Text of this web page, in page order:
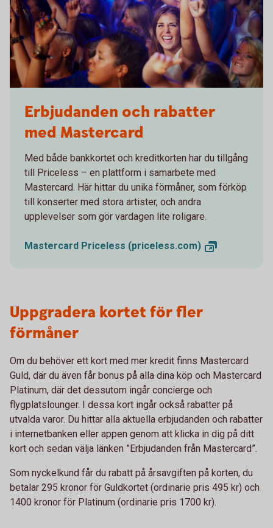
Erbjudanden och rabatter
med Mastercard
Med både bankkortet och kreditkorten har du tillgång
till Priceless – en plattform i samarbete med
Mastercard. Här hittar du unika förmåner, som förköp
till konserter med stora artister, och andra
upplevelser som gör vardagen lite roligare.
Mastercard Priceless (priceless.com)
Uppgradera kortet för fler
förmåner
Om du behöver ett kort med mer kredit finns Mastercard
Guld, där du även får bonus på alla dina köp och Mastercard
Platinum, där det dessutom ingår concierge och
flygplatslounger. I dessa kort ingår också rabatter på
utvalda varor. Du hittar alla aktuella erbjudanden och rabatter
i internetbanken eller appen genom att klicka in dig på ditt
kort och sedan välja länken ”Erbjudanden från Mastercard”.
Som nyckelkund får du rabatt på årsavgiften på korten, du
betalar 295 kronor för Guldkortet (ordinarie pris 495 kr) och
1400 kronor för Platinum (ordinarie pris 1700 kr).